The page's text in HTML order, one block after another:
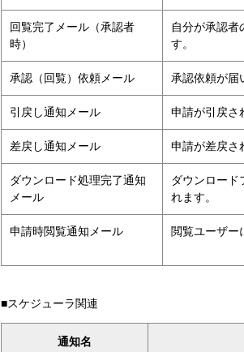
回覧完了メール（承認者
時）
自分が承認者
す。
承認（回覧）依頼メール 承認依頼が届
引戻し通知メール 申請が引戻さ
差戻し通知メール 申請が差戻さ
ダウンロード処理完了通知
メール
ダウンロード
れます。
申請時閲覧通知メール 閲覧ユーザー
■スケジューラ関連
通知名